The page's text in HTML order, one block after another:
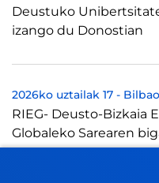
Deustuko
izango du Donostian
2026ko uztailak 17 - Bilbao
RIEG- Deusto-Bizkaia
Globaleko Sarearen